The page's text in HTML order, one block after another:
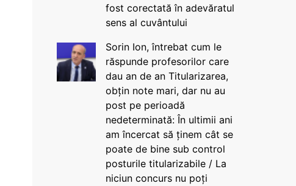
fost corectată în adevăratul
sens al cuvântului
Sorin Ion, întrebat cum le
răspunde profesorilor care
dau an de an Titularizarea,
obțin note mari, dar nu au
post pe perioadă
nedeterminată: În ultimii ani
am încercat să ținem cât se
poate de bine sub control
posturile titularizabile / La
niciun concurs nu poți